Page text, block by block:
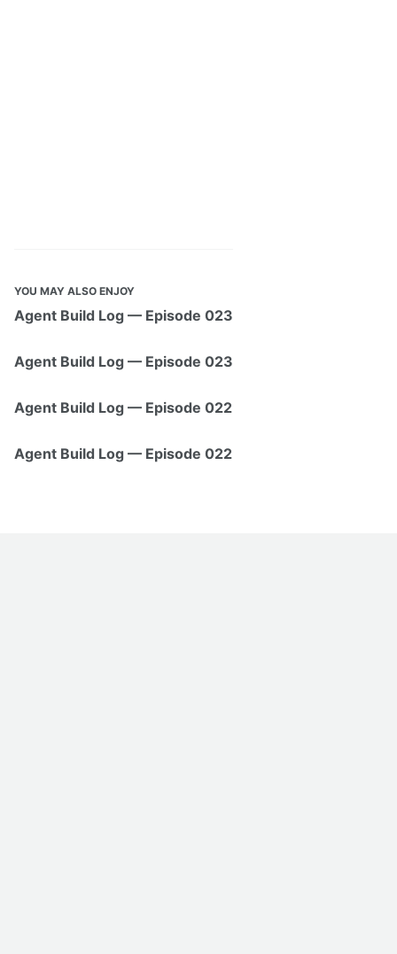
YOU MAY ALSO ENJOY
Agent Build Log — Episode 023
Agent Build Log — Episode 023
Agent Build Log — Episode 022
Agent Build Log — Episode 022